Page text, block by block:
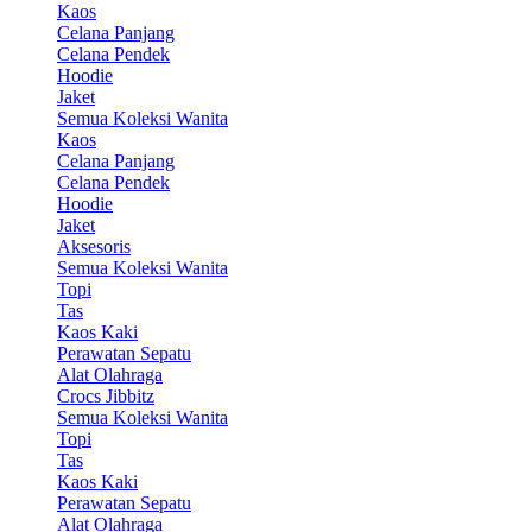
Kaos
Celana Panjang
Celana Pendek
Hoodie
Jaket
Semua Koleksi Wanita
Kaos
Celana Panjang
Celana Pendek
Hoodie
Jaket
Aksesoris
Semua Koleksi Wanita
Topi
Tas
Kaos Kaki
Perawatan Sepatu
Alat Olahraga
Crocs Jibbitz
Semua Koleksi Wanita
Topi
Tas
Kaos Kaki
Perawatan Sepatu
Alat Olahraga